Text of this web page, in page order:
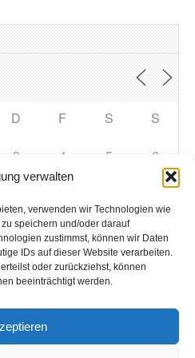
verwalten
verwenden wir Technologien wie
speichern und/oder darauf
zustimmst, können wir Daten
IDs auf dieser Website verarbeiten.
oder zurückziehst, können
beeinträchtigt werden.
D F S S
3 4 5 6
10 11 12
17 18 19 20
31 1 2 3